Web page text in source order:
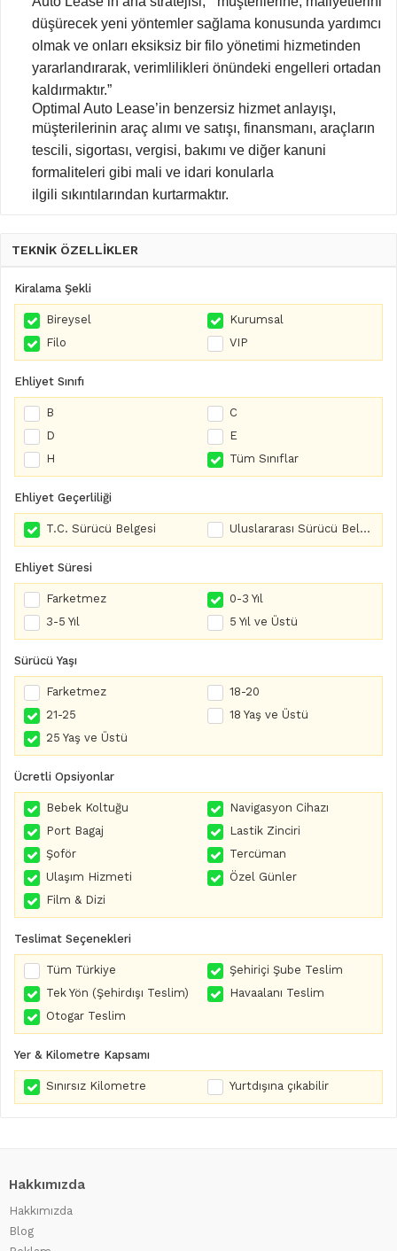
düşürecek yeni yöntemler sağlama konusunda yardımcı
olmak ve onları eksiksiz bir filo yönetimi hizmetinden
yararlandırarak, verimlilikleri önündeki engelleri ortadan
kaldırmaktır.”
Optimal Auto Lease’in benzersiz hizmet anlayışı,
müşterilerinin araç alımı ve satışı, finansmanı, araçların
tescili, sigortası, vergisi, bakımı ve diğer kanuni
formaliteleri gibi mali ve idari konularla
ilgili sıkıntılarından kurtarmaktır.
TEKNİK ÖZELLİKLER
Kiralama Şekli
Bireysel
Kurumsal
Filo
VIP
Ehliyet Sınıfı
B
C
D
E
H
Tüm Sınıflar
Ehliyet Geçerliliği
T.C. Sürücü Belgesi Uluslararası Sürücü Belgesi
Ehliyet Süresi
Farketmez
0-3 Yıl
3-5 Yıl
5 Yıl ve Üstü
Sürücü Yaşı
Farketmez
18-20
21-25
18 Yaş ve Üstü
25 Yaş ve Üstü
Ücretli Opsiyonlar
Bebek Koltuğu
Navigasyon Cihazı
Port Bagaj
Lastik Zinciri
Şoför
Tercüman
Ulaşım Hizmeti
Özel Günler
Film & Dizi
Teslimat Seçenekleri
Tüm Türkiye
Şehiriçi Şube Teslim
Tek Yön (Şehirdışı Teslim)
Havaalanı Teslim
Otogar Teslim
Yer & Kilometre Kapsamı
Sınırsız Kilometre Yurtdışına çıkabilir
Hakkımızda
Hakkımızda
Blog